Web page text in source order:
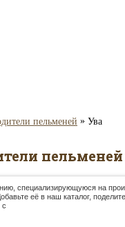
пельменей » Ува
пельменей
специализирующуюся на
её в наш каталог,
с